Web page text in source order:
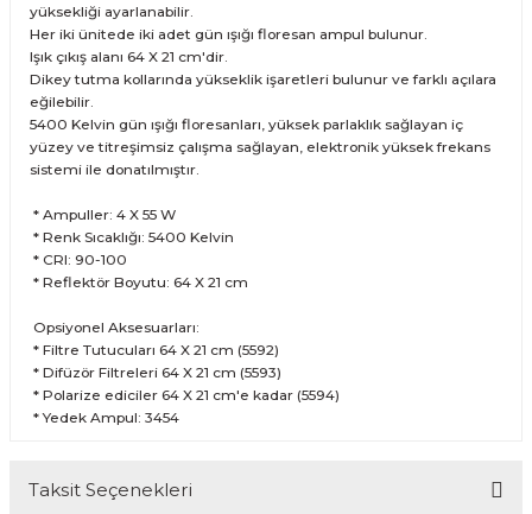
yüksekliği ayarlanabilir.
Her iki ünitede iki adet gün ışığı floresan ampul bulunur.
Işık çıkış alanı 64 X 21 cm'dir.
Dikey tutma kollarında yükseklik işaretleri bulunur ve farklı açılara
eğilebilir.
5400 Kelvin gün ışığı floresanları, yüksek parlaklık sağlayan iç
yüzey ve titreşimsiz çalışma sağlayan, elektronik yüksek frekans
sistemi ile donatılmıştır.
* Ampuller: 4 X 55 W
* Renk Sıcaklığı: 5400 Kelvin
* CRI: 90-100
* Reflektör Boyutu: 64 X 21 cm
Opsiyonel Aksesuarları:
* Filtre Tutucuları 64 X 21 cm (5592)
* Difüzör Filtreleri 64 X 21 cm (5593)
* Polarize ediciler 64 X 21 cm'e kadar (5594)
* Yedek Ampul: 3454
Taksit Seçenekleri